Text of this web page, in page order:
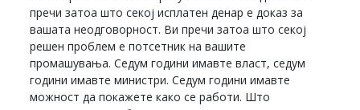
пречи затоа што секој исплатен денар е доказ за
вашата неодговорност. Ви пречи затоа што секој
решен проблем е потсетник на вашите
промашувања. Седум години имавте власт, седум
години имавте министри. Седум години имавте
можност да покажете како се работи. Што